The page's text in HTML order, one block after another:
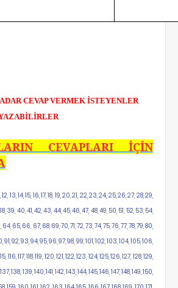
CEVAP VERMEK İSTEYENLER
CEVAPLARI İÇİN
12, 13, 14, 15, 16, 17, 18, 19, 20, 21, 22, 23, 24, 25, 26, 27, 28, 29,
39, 40, 41, 42, 43, 44, 45, 46, 47, 48, 49, 50, 51, 52, 53, 54,
65, 66, 67, 68, 69, 70, 71, 72, 73, 74, 75, 76, 77, 78, 79, 80,
91, 92, 93, 94, 95, 96, 97, 98, 99, 101, 102, 103, 104, 105, 106,
116, 117, 118, 119, 120, 121, 122, 123, 124, 125, 126, 127, 128, 129,
138, 139, 140, 141, 142, 143, 144, 145, 146, 147, 148, 149, 150,